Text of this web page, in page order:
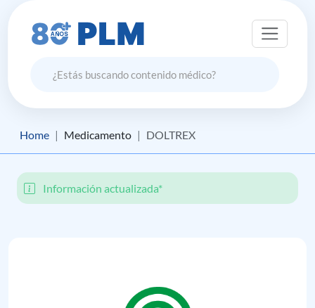
Home Medicamento DOLTREX
Información actualizada*